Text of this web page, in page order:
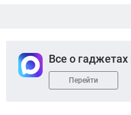
Все о
Перейти